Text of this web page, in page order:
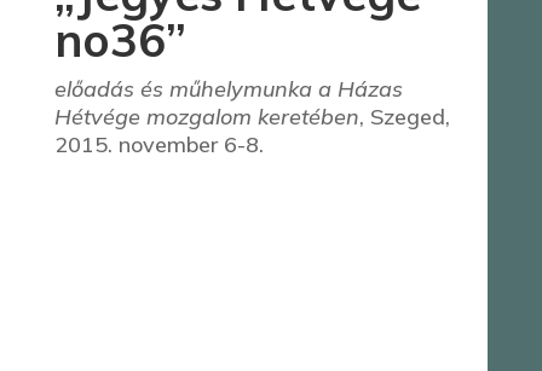
no36”
előadás és műhelymunka a Házas
Hétvége mozgalom keretében, Szeged,
2015. november 6-8.